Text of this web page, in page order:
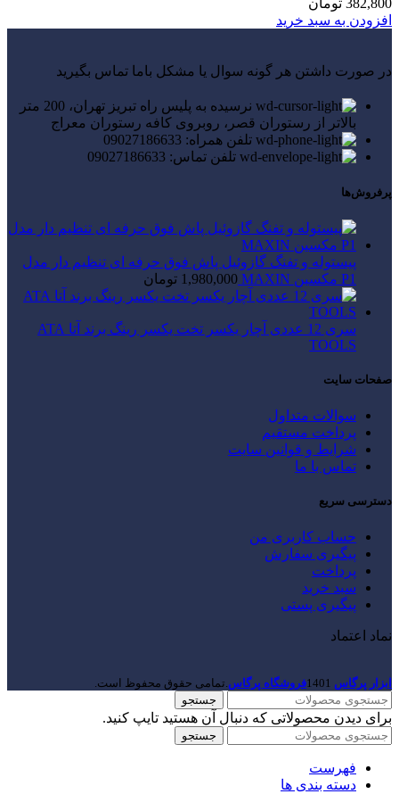
382,800 تومان
افزودن به سبد خرید
در صورت داشتن هر گونه سوال یا مشکل باما تماس بگیرید
نرسیده به پلیس راه تبریز تهران، 200 متر
بالاتر از رستوران قصر، روبروی کافه رستوران معراج
تلفن همراه: 09027186633
تلفن تماس: 09027186633
پرفروش‌ها
پیستوله و تفنگ گازوئیل پاش فوق حرفه ای تنظیم دار مدل
P1 مکسین MAXIN
1,980,000 تومان
سری 12 عددی آچار یکسر تخت یکسر رینگ برند آتا ATA
TOOLS
صفحات سایت
سوالات متداول
پرداخت مستقیم
شرایط و قوانین سایت
تماس با ما
دسترسی سریع
حساب کاربری من
پیگیری سفارش
پرداخت
سبد خرید
پیگیری پستی
نماد اعتماد
ابزار پرگاس 1401فروشگاه پرگاس.تمامی حقوق محفوظ است.
جستجو
برای دیدن محصولاتی که دنبال آن هستید تایپ کنید.
جستجو
فهرست
دسته بندی ها